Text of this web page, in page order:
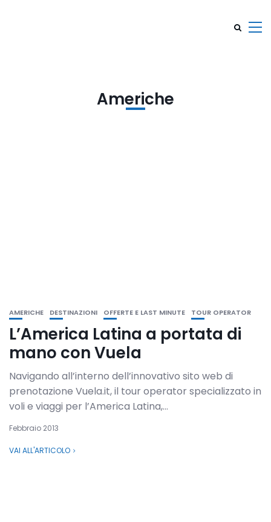
Americhe
AMERICHE DESTINAZIONI OFFERTE E LAST MINUTE TOUR OPERATOR
L’America Latina a portata di
mano con Vuela
Navigando all’interno dell’innovativo sito web di
prenotazione Vuela.it, il tour operator specializzato in
voli e viaggi per l’America Latina,...
Febbraio 2013
VAI ALL'ARTICOLO